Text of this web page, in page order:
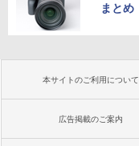
まとめ
本サイトのご利用について
広告掲載のご案内